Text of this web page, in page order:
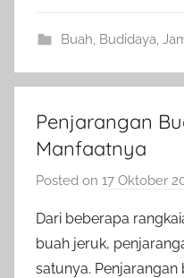
Buah, Budidaya,
Penjarangan
Manfaatnya
Posted on 17 Oktober
Dari beberapa
buah jeruk,
satunya.